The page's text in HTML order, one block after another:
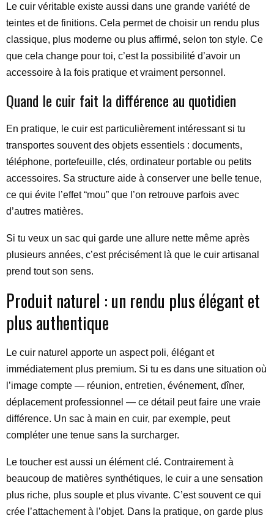
Le cuir véritable existe aussi dans une grande variété de
teintes et de finitions. Cela permet de choisir un rendu plus
classique, plus moderne ou plus affirmé, selon ton style. Ce
que cela change pour toi, c’est la possibilité d’avoir un
accessoire à la fois pratique et vraiment personnel.
Quand le cuir fait la différence au quotidien
En pratique, le cuir est particulièrement intéressant si tu
transportes souvent des objets essentiels : documents,
téléphone, portefeuille, clés, ordinateur portable ou petits
accessoires. Sa structure aide à conserver une belle tenue,
ce qui évite l’effet “mou” que l’on retrouve parfois avec
d’autres matières.
Si tu veux un sac qui garde une allure nette même après
plusieurs années, c’est précisément là que le cuir artisanal
prend tout son sens.
Produit naturel : un rendu plus élégant et
plus authentique
Le cuir naturel apporte un aspect poli, élégant et
immédiatement plus premium. Si tu es dans une situation où
l’image compte — réunion, entretien, événement, dîner,
déplacement professionnel — ce détail peut faire une vraie
différence. Un sac à main en cuir, par exemple, peut
compléter une tenue sans la surcharger.
Le toucher est aussi un élément clé. Contrairement à
beaucoup de matières synthétiques, le cuir a une sensation
plus riche, plus souple et plus vivante. C’est souvent ce qui
crée l’attachement à l’objet. Dans la pratique, on garde plus